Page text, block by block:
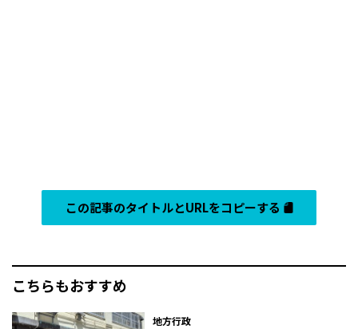
この記事のタイトルとURLをコピーする
こちらもおすすめ
地方行政